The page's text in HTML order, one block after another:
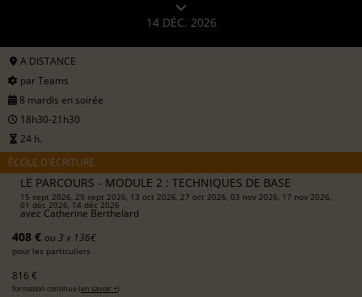
14 DÉC. 2026
A DISTANCE
par Teams
8 mardis en soirée
18h30-21h30
24 h.
ÉCOLE D'ÉCRITURE
LE PARCOURS - MODULE 2 : TECHNIQUES DE BASE
15 sept 2026, 29 sept 2026, 13 oct 2026, 27 oct 2026, 03 nov 2026, 17 nov 2026,
01 déc 2026, 14 déc 2026
avec Catherine Berthelard
408 € ou 3 x 136€
pour les particuliers
816 €
formation continue (en savoir +)